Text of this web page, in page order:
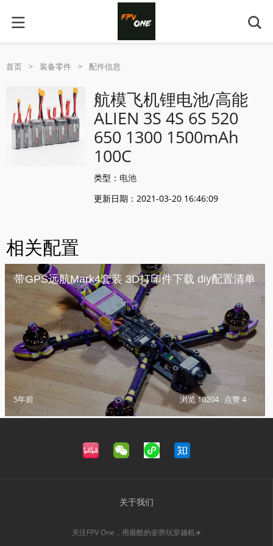
首页 > 装备零件 > 配件信息
航模飞机锂电池/高能
ALIEN 3S 4S 6S 520
650 1300 1500mAh
100C
类型： 电池
更新日期：2021-03-20 16:46:09
相关配置
带GPS远航Mark4套装 3D打印件下载 diy配置清单
5年前 浏览 10204· 点赞 4·
关于我们
关注FPV One，用最酷的姿势玩穿越机✈️